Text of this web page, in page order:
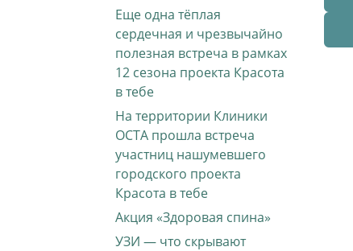
Еще одна тёплая
сердечная и чрезвычайно
полезная встреча в рамках
12 сезона проекта Красота
в тебе
На территории Клиники
ОСТА прошла встреча
участниц нашумевшего
городского проекта
Красота в тебе
Акция «Здоровая спина»
УЗИ — что скрывают